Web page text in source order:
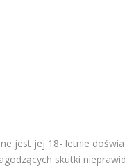
jest jej 18- letnie
skutki